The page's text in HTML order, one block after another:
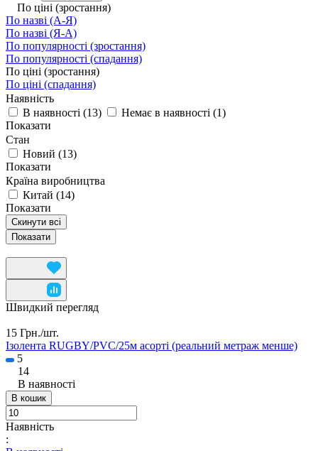
По ціні (зростання)
По назві (А-Я)
По назві (Я-А)
По популярності (зростання)
По популярності (спадання)
По ціні (зростання)
По ціні (спадання)
Наявність
В наявності (13) Немає в наявності (1)
Показати
Стан
Новий (13)
Показати
Країна виробництва
Китай (14)
Показати
Скинути всі
Швидкий перегляд
15 Грн./шт.
Ізолента RUGBY/PVC/25м асорті (реальний метраж менше)
5
14
В наявності
В кошик
Наявність
: